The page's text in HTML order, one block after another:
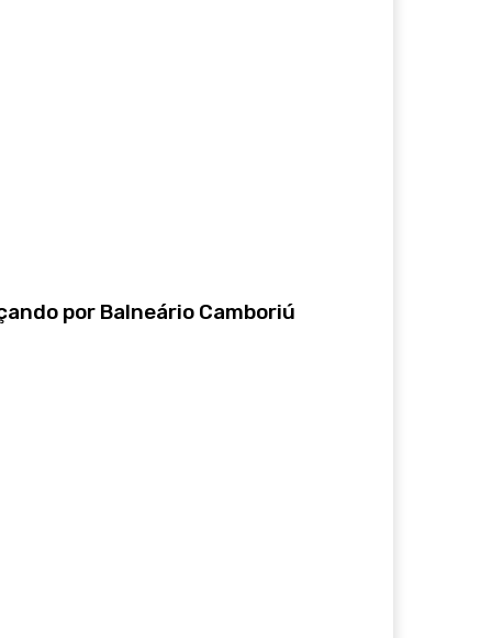
por Balneário Camboriú